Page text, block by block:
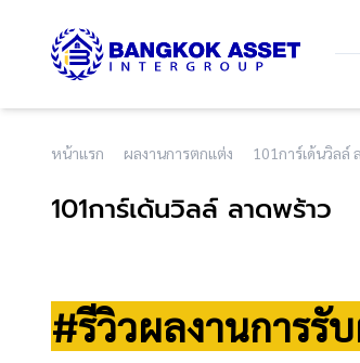
หน้าแรก ผลงานการตกแต่ง 101การ์เด้นวิลล์
101การ์เด้นวิลล์ ลาดพร้าว
#รีวิวผลงานการรั